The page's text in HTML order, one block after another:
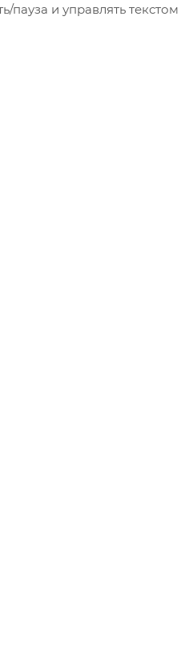
пауза и управлять текстом